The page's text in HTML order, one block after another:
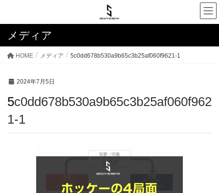
メディア
HOME メディア 5c0dd678b530a9b65c3b25af060f9621-1
2024年7月5日
5c0dd678b530a9b65c3b25af060f962
1-1